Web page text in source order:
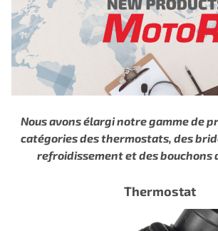
Nous avons élargi notre gamme de
catégories des thermostats, des
refroidissementet des bouchons
Thermostat